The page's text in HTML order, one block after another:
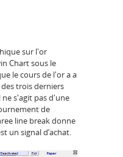
sur l'or
Chart sous le
le cours de l'or a a
trois derniers
s'agit pas d'une
de
line break donne
un signal d’achat.